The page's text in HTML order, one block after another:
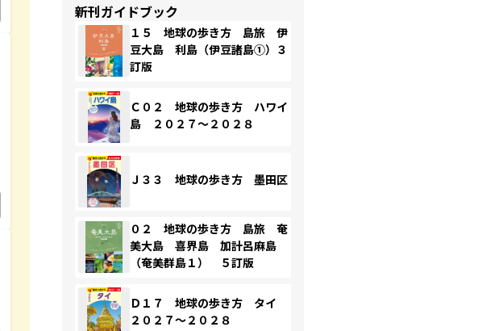
新刊ガイドブック
１５ 地球の歩き方 島旅 伊
豆大島 利島（伊豆諸島①）３
訂版
Ｃ０２ 地球の歩き方 ハワイ
島 ２０２７～２０２８
Ｊ３３ 地球の歩き方 墨田区
０２ 地球の歩き方 島旅 奄
美大島 喜界島 加計呂麻島
（奄美群島１） ５訂版
Ｄ１７ 地球の歩き方 タイ
２０２７～２０２８